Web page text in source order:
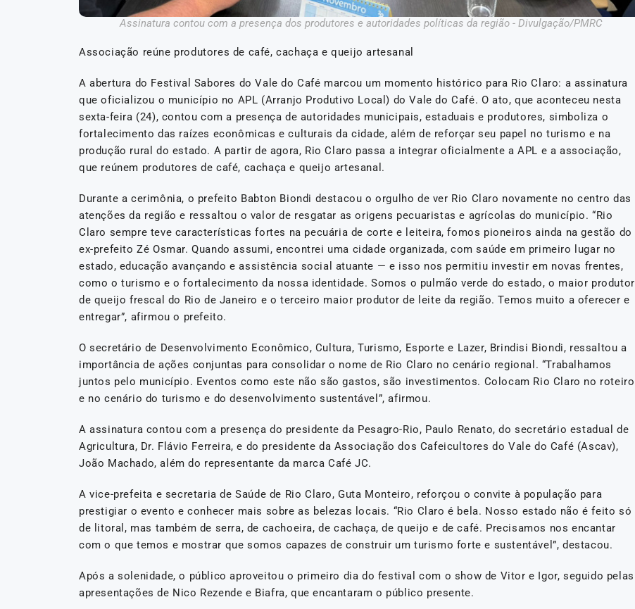
Assinatura contou com a presença dos produtores e autoridades políticas da região - Divulgação/PMRC
Associação reúne produtores de café, cachaça e queijo artesanal
A abertura do Festival Sabores do Vale do Café marcou um momento histórico para Rio Claro: a assinatura
que oficializou o município no APL (Arranjo Produtivo Local) do Vale do Café. O ato, que aconteceu nesta
sexta-feira (24), contou com a presença de autoridades municipais, estaduais e produtores, simboliza o
fortalecimento das raízes econômicas e culturais da cidade, além de reforçar seu papel no turismo e na
produção rural do estado. A partir de agora, Rio Claro passa a integrar oficialmente a APL e a associação,
que reúnem produtores de café, cachaça e queijo artesanal.
Durante a cerimônia, o prefeito Babton Biondi destacou o orgulho de ver Rio Claro novamente no centro das
atenções da região e ressaltou o valor de resgatar as origens pecuaristas e agrícolas do município. “Rio
Claro sempre teve características fortes na pecuária de corte e leiteira, fomos pioneiros ainda na gestão do
ex-prefeito Zé Osmar. Quando assumi, encontrei uma cidade organizada, com saúde em primeiro lugar no
estado, educação avançando e assistência social atuante — e isso nos permitiu investir em novas frentes,
como o turismo e o fortalecimento da nossa identidade. Somos o pulmão verde do estado, o maior produtor
de queijo frescal do Rio de Janeiro e o terceiro maior produtor de leite da região. Temos muito a oferecer e
entregar”, afirmou o prefeito.
O secretário de Desenvolvimento Econômico, Cultura, Turismo, Esporte e Lazer, Brindisi Biondi, ressaltou a
importância de ações conjuntas para consolidar o nome de Rio Claro no cenário regional. “Trabalhamos
juntos pelo município. Eventos como este não são gastos, são investimentos. Colocam Rio Claro no roteiro
e no cenário do turismo e do desenvolvimento sustentável”, afirmou.
A assinatura contou com a presença do presidente da Pesagro-Rio, Paulo Renato, do secretário estadual de
Agricultura, Dr. Flávio Ferreira, e do presidente da Associação dos Cafeicultores do Vale do Café (Ascav),
João Machado, além do representante da marca Café JC.
A vice-prefeita e secretaria de Saúde de Rio Claro, Guta Monteiro, reforçou o convite à população para
prestigiar o evento e conhecer mais sobre as belezas locais. “Rio Claro é bela. Nosso estado não é feito só
de litoral, mas também de serra, de cachoeira, de cachaça, de queijo e de café. Precisamos nos encantar
com o que temos e mostrar que somos capazes de construir um turismo forte e sustentável”, destacou.
Após a solenidade, o público aproveitou o primeiro dia do festival com o show de Vitor e Igor, seguido pelas
apresentações de Nico Rezende e Biafra, que encantaram o público presente.